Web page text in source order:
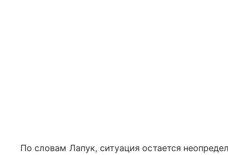
По словам Лапук, ситуация остается